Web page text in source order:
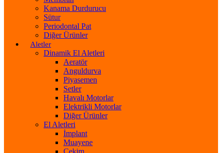
Kanama Durdurucu
Sütur
Periodontal Pat
Diğer Ürünler
Aletler
Dinamik El Aletleri
Aeratör
Anguldurva
Piyasemen
Setler
Havalı Motorlar
Elektrikli Motorlar
Diğer Ürünler
El Aletleri
İmplant
Muayene
Çekim